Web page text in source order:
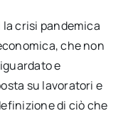
crisi pandemica
che non
e
su lavoratori e
di ciò che